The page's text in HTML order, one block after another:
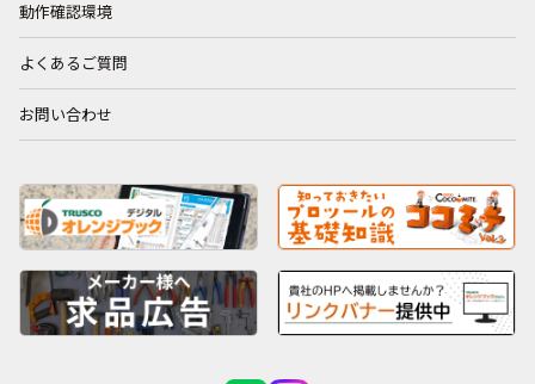
動作確認環境
よくあるご質問
お問い合わせ